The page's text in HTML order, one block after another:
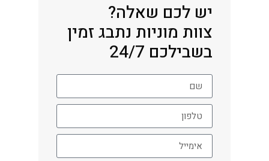
יש לכם שאלה?
צוות מוניות נתבג זמין
בשבילכם 24/7